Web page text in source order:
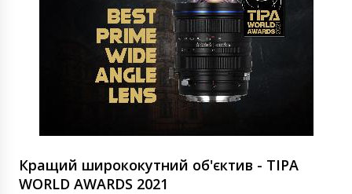
Кращий ширококутний об'єктив - TIPA
WORLD AWARDS 2021